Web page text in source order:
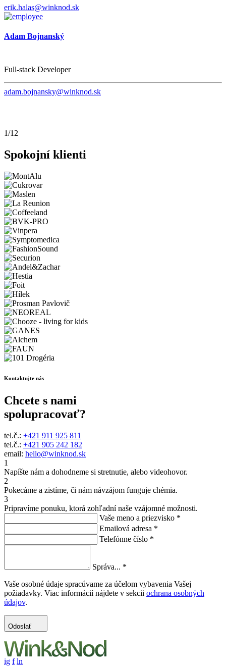
erik.halas@winknod.sk
Adam Bojnanský
Full-stack Developer
adam.bojnansky@winknod.sk
1/12
Spokojní klienti
Kontaktujte nás
Chcete s nami
spolupracovať?
tel.č.: +421 911 925 811
tel.č.: +421 905 242 182
email: hello@winknod.sk
1
Napíšte nám a dohodneme si stretnutie, alebo videohovor.
2
Pokecáme a zistíme, či nám návzájom funguje chémia.
3
Pripravíme ponuku, ktorá zohľadní naše vzájomné možnosti.
Vaše meno a priezvisko *
Emailová adresa *
Telefónne číslo *
Správa... *
Vaše osobné údaje spracúvame za účelom vybavenia Vašej
požiadavky. Viac informácií nájdete v sekcii ochrana osobných
údajov.
Odoslať
ig f ln